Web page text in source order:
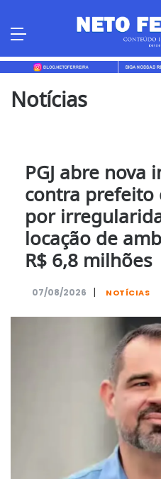
Notícias
PGJ abre nova
contra prefeito
por
locação de
R$ 6,8 milhões
07/08/2026 | NOTÍCIAS